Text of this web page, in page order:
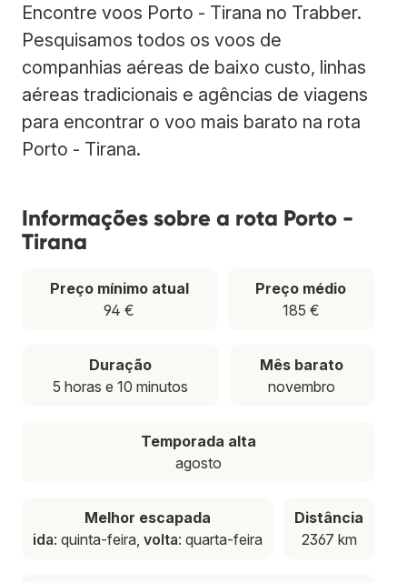
Encontre voos Porto - Tirana no Trabber.
Pesquisamos todos os voos de
companhias aéreas de baixo custo, linhas
aéreas tradicionais e agências de viagens
para encontrar o voo mais barato na rota
Porto - Tirana.
Informações sobre a rota Porto -
Tirana
Preço mínimo atual
94 €
Preço médio
185 €
Duração
5 horas e 10 minutos
Mês barato
novembro
Temporada alta
agosto
Melhor escapada
ida: quinta-feira, volta: quarta-feira
Distância
2367 km